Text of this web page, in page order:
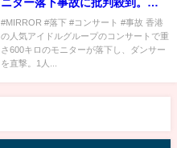
ニター落下事故に批判殺到。許
せない。【香港】【ミラー】
#MIRROR #落下 #コンサート #事故 香港
の人気アイドルグループのコンサートで重
さ600キロのモニターが落下し、ダンサー
を直撃。1人...